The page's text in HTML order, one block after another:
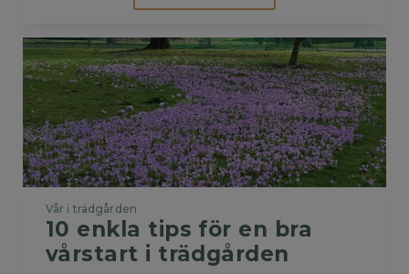
viktigt att komma ihåg att vi upplever
ogräsrensning...
Vår i trädgården
10 enkla tips för en bra
vårstart i trädgården